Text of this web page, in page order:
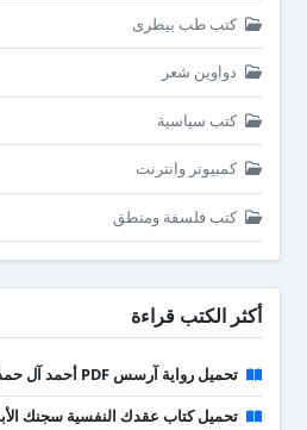
كتب طب بيطرى
دواوين شعر
كتب سياسية
كمبيوتر وانترنت
كتب فلسفة ومنطق
أكثر الكتب قراءة
تحميل رواية آرسس PDF أحمد آل حمدان